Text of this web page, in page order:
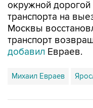
окружной
транспорта на
Москвы
транспорт
добавил Евраев.
Михаил Евраев